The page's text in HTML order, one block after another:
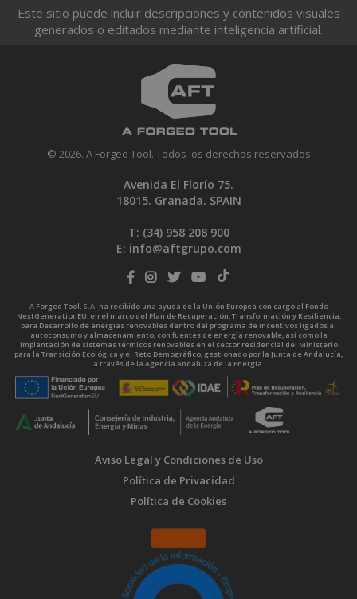
Este sitio puede incluir descripciones y contenidos visuales
generados o editados mediante inteligencia artificial.
© 2026. A Forged Tool. Todos los derechos reservados
Avenida El Florío 75.
18015. Granada. SPAIN
T: (34) 958 208 900
E: info@aftgrupo.com
A Forged Tool, S.A. ha recibido una ayuda de la Unión Europea con cargo al Fondo
NextGenerationEU, en el marco del Plan de Recuperación, Transformación y Resiliencia,
para Desarrollo de energías renovables dentro del programa de incentivos ligados al
autoconsumo y almacenamiento, con fuentes de energía renovable, así como la
implantación de sistemas térmicos renovables en el sector residencial del Ministerio
para la Transición Ecológica y el Reto Demográfico, gestionado por la Junta de Andalucía,
a través de la Agencia Andaluza de la Energía.
Aviso Legal y Condiciones de Uso
Política de Privacidad
Política de Cookies